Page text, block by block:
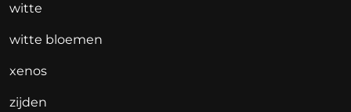
witte
witte bloemen
xenos
zijden